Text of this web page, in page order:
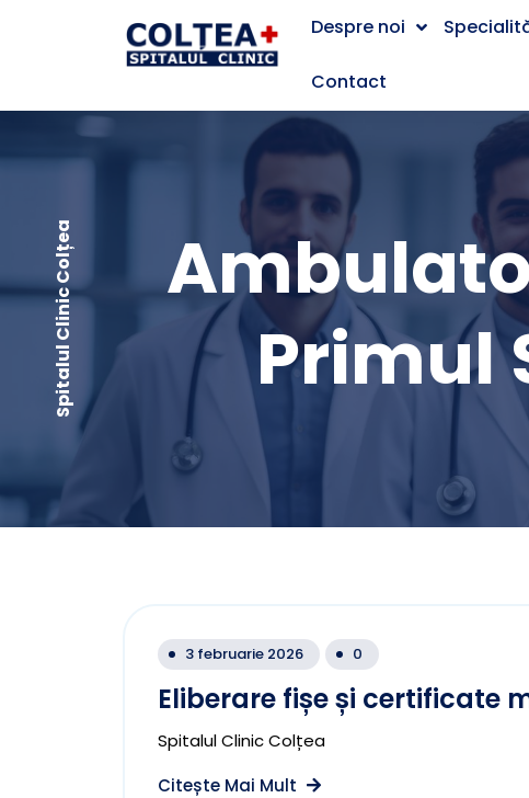
Despre noi
Contact
Primul
Spitalul Clinic Colțea
3 februarie 2026 0
Eliberare fișe și certificate
Spitalul Clinic Colțea
Citește Mai Mult